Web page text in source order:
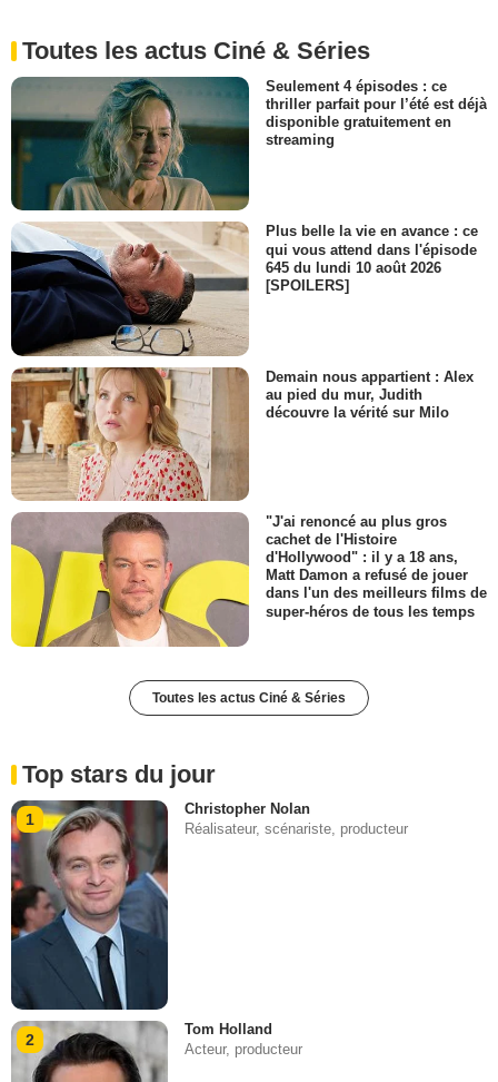
Toutes les actus Ciné & Séries
Seulement 4 épisodes : ce
thriller parfait pour l’été est déjà
disponible gratuitement en
streaming
Plus belle la vie en avance : ce
qui vous attend dans l'épisode
645 du lundi 10 août 2026
[SPOILERS]
Demain nous appartient : Alex
au pied du mur, Judith
découvre la vérité sur Milo
"J'ai renoncé au plus gros
cachet de l'Histoire
d'Hollywood" : il y a 18 ans,
Matt Damon a refusé de jouer
dans l'un des meilleurs films de
super-héros de tous les temps
Toutes les actus Ciné & Séries
Top stars du jour
1
Christopher Nolan
Réalisateur, scénariste, producteur
2
Tom Holland
Acteur, producteur